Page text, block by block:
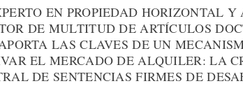
EN PROPIEDAD HORIZONTAL Y
DE MULTITUD DE ARTÍCULOS
LAS CLAVES DE UN
EL MERCADO DE ALQUILER: LA
DE SENTENCIAS FIRMES DE